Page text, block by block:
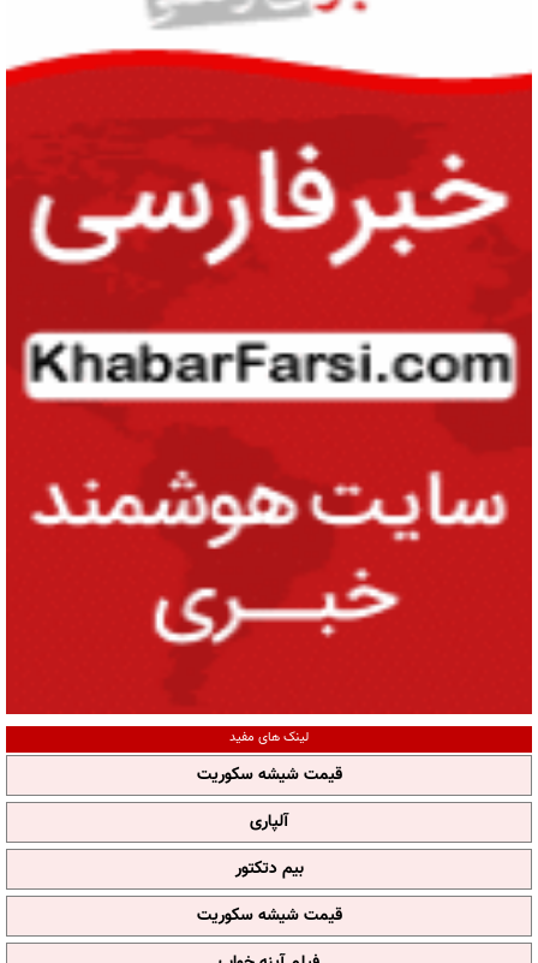
لینک های مفید
قیمت شیشه سکوریت
آلپاری
بیم دتکتور
قیمت شیشه سکوریت